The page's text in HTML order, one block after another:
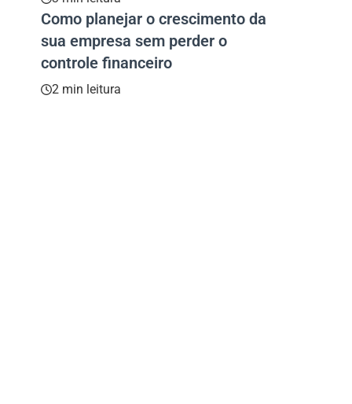
Como planejar o crescimento da
sua empresa sem perder o
controle financeiro
2 min leitura